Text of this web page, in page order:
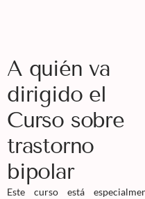
A quién va
dirigido el
Curso sobre
trastorno
bipolar
Este curso está